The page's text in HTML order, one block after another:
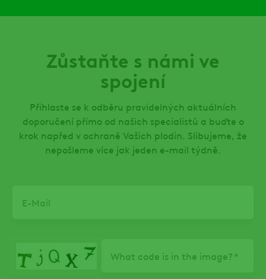
Zůstaňte s námi ve
spojení
Přihlaste se k odběru pravidelných aktuálních
doporučení přímo od našich specialistů a buďte o
krok napřed v ochraně Vašich plodin. Slibujeme, že
nepošleme více jak jeden e-mail týdně.
What code is in the image?